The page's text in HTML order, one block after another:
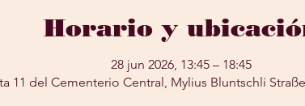
Horario y
28 jun 2026, 13:45 – 18:45
11 del Cementerio Central, Mylius Bluntschli Straße